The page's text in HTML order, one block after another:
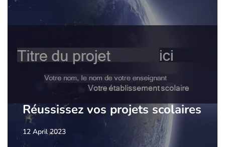
Réussissez vos projets scolaires
12 April 2023